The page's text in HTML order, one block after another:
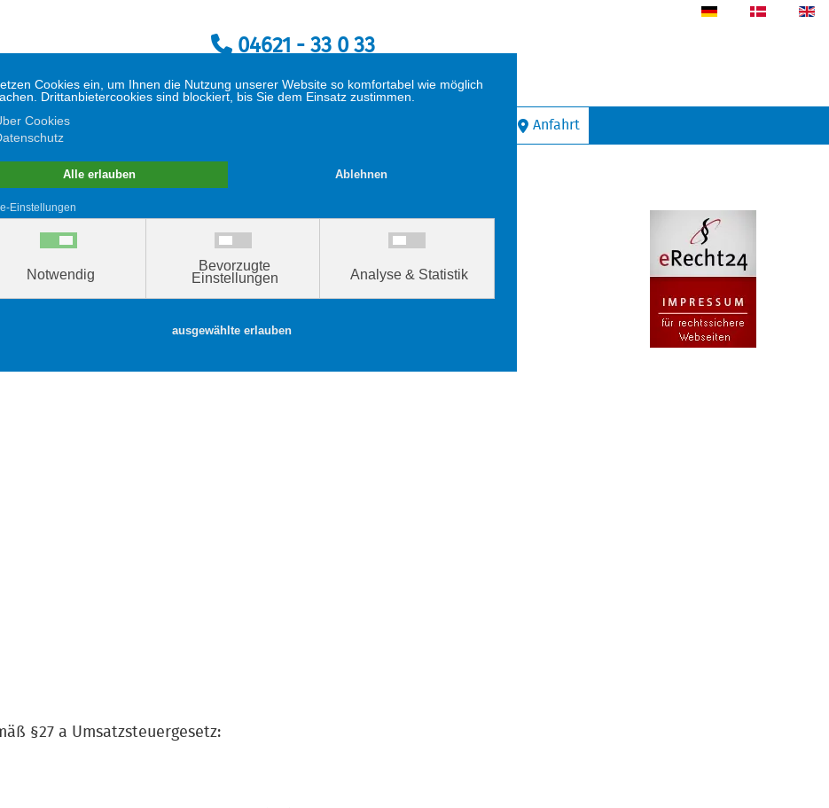
04621 - 33 0 33
Exklusiv Anfahrt
Verkauf & Co KG
§27 a Umsatzsteuergesetz: